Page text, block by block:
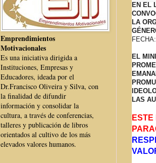
EN EL
LA
EL
LAS
ESTE
Emprendimientos
Motivacionales
Es una iniciativa dirigida a
Instituciones, Empresas y
Educadores, ideada por el
Dr.Francisco Oliveira y Silva, con
la finalidad de difundir
información y consolidar la
cultura, a través de conferencias,
talleres y publicación de libros
orientados al cultivo de los más
elevados valores humanos.